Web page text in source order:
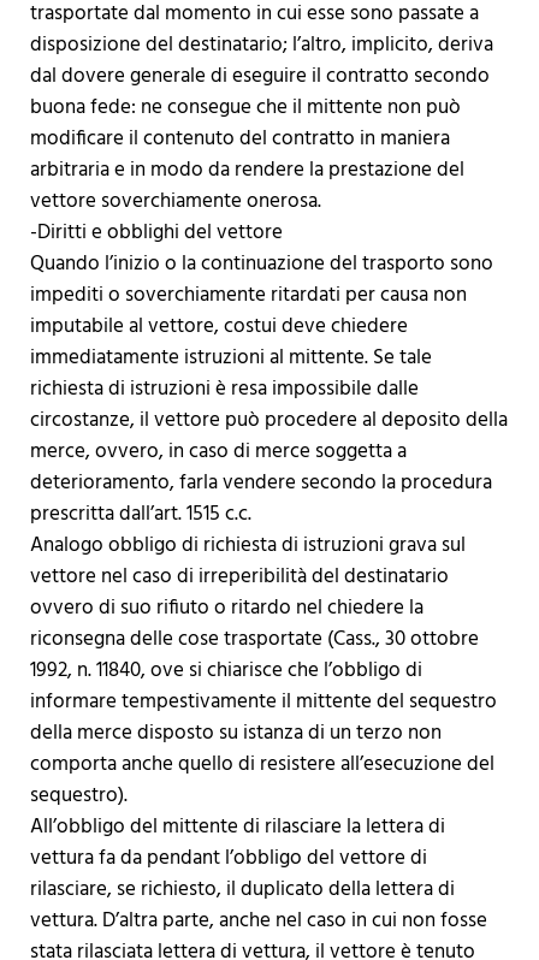
trasportate dal momento in cui esse sono passate a
disposizione del destinatario; l’altro, implicito, deriva
dal dovere generale di eseguire il contratto secondo
buona fede: ne consegue che il mittente non può
modificare il contenuto del contratto in maniera
arbitraria e in modo da rendere la prestazione del
vettore soverchiamente onerosa.
-Diritti e obblighi del vettore
Quando l’inizio o la continuazione del trasporto sono
impediti o soverchiamente ritardati per causa non
imputabile al vettore, costui deve chiedere
immediatamente istruzioni al mittente. Se tale
richiesta di istruzioni è resa impossibile dalle
circostanze, il vettore può procedere al deposito della
merce, ovvero, in caso di merce soggetta a
deterioramento, farla vendere secondo la procedura
prescritta dall’art. 1515 c.c.
Analogo obbligo di richiesta di istruzioni grava sul
vettore nel caso di irreperibilità del destinatario
ovvero di suo rifiuto o ritardo nel chiedere la
riconsegna delle cose trasportate (Cass., 30 ottobre
1992, n. 11840, ove si chiarisce che l’obbligo di
informare tempestivamente il mittente del sequestro
della merce disposto su istanza di un terzo non
comporta anche quello di resistere all’esecuzione del
sequestro).
All’obbligo del mittente di rilasciare la lettera di
vettura fa da pendant l’obbligo del vettore di
rilasciare, se richiesto, il duplicato della lettera di
vettura. D’altra parte, anche nel caso in cui non fosse
stata rilasciata lettera di vettura, il vettore è tenuto